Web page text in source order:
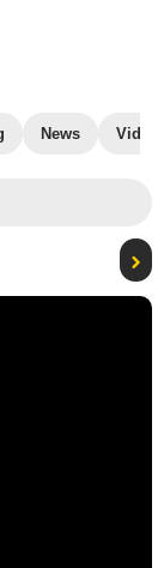
News